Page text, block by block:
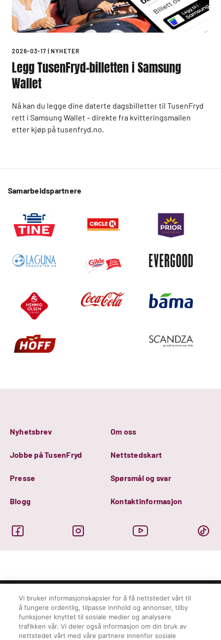
2026-03-17 | NYHETER
Legg TusenFryd-billetten i Samsung
Wallet
Nå kan du legge dine daterte dagsbilletter til TusenFryd
rett i Samsung Wallet – direkte fra kvitteringsmailen
etter kjøp på tusenfryd.no.
Samarbeidspartnere
Nyhetsbrev Om oss
Jobbe på TusenFryd Nettstedskart
Presse Spørsmål og svar
Blogg Kontaktinformasjon
Personvern
Ansvarserklæring
Informasjon om cookies
© Tusenfryd 2026
Vi bruker informasjonskapsler for å få nettstedet vårt til
å fungere ordentlig, tilpasse innhold og annonser, tilby
funksjoner knyttet til sosiale medier og analysere
trafikken vår. Vi deler også informasjon om din bruk av
nettstedet vårt med våre partnere innenfor sosiale